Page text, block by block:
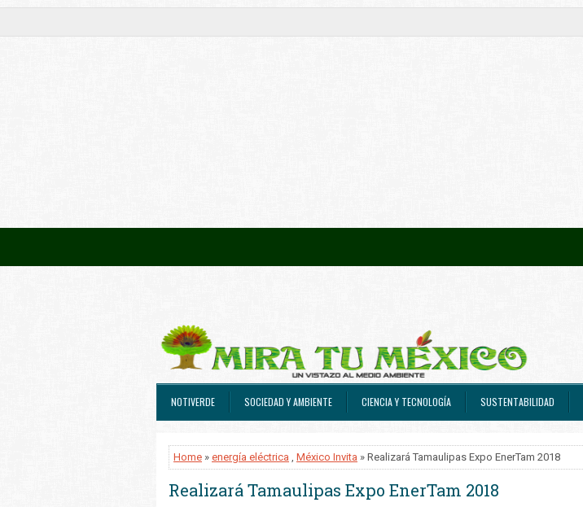
NOTIVERDE SOCIEDAD Y AMBIENTE CIENCIA Y TECNOLOGÍA SUSTENTABILIDAD
Home » energía eléctrica , México Invita » Realizará Tamaulipas Expo EnerTam 2018
Realizará Tamaulipas Expo EnerTam 2018